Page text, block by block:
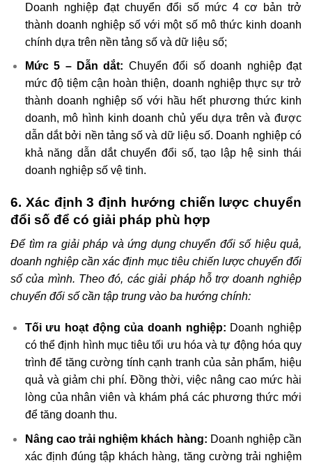
Doanh nghiệp đạt chuyển đổi số mức 4 cơ bản trở
thành doanh nghiệp số với một số mô thức kinh doanh
chính dựa trên nền tảng số và dữ liệu số;
Mức 5 – Dẫn dắt: Chuyển đổi số doanh nghiệp đạt
mức độ tiệm cận hoàn thiện, doanh nghiệp thực sự trở
thành doanh nghiệp số với hầu hết phương thức kinh
doanh, mô hình kinh doanh chủ yếu dựa trên và được
dẫn dắt bởi nền tảng số và dữ liệu số. Doanh nghiệp có
khả năng dẫn dắt chuyển đổi số, tạo lập hệ sinh thái
doanh nghiệp số vệ tinh.
6. Xác định 3 định hướng chiến lược chuyển
đổi số để có giải pháp phù hợp
Để tìm ra giải pháp và ứng dụng chuyển đổi số hiệu quả,
doanh nghiệp cần xác định mục tiêu chiến lược chuyển đổi
số của mình. Theo đó, các giải pháp hỗ trợ doanh nghiệp
chuyển đổi số cần tập trung vào ba hướng chính:
Tối ưu hoạt động của doanh nghiệp: Doanh nghiệp
có thể định hình mục tiêu tối ưu hóa và tự động hóa quy
trình để tăng cường tính cạnh tranh của sản phẩm, hiệu
quả và giảm chi phí. Đồng thời, việc nâng cao mức hài
lòng của nhân viên và khám phá các phương thức mới
để tăng doanh thu.
Nâng cao trải nghiệm khách hàng: Doanh nghiệp cần
xác định đúng tập khách hàng, tăng cường trải nghiệm